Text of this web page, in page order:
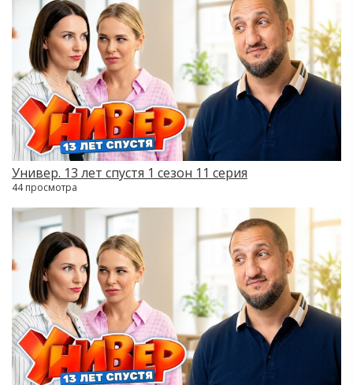
Универ. 13 лет спустя 1 сезон 11 серия
44 просмотра